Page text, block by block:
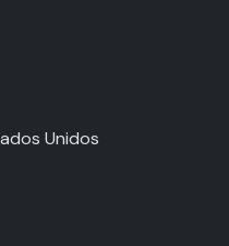
Unidos